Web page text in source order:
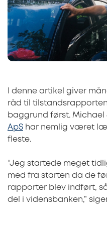
I denne artikel giver
råd til
baggrund først. Michael
ApS har nemlig været
fleste.
“Jeg startede meget
med fra starten da de
rapporter blev indført,
del i vidensbanken,”